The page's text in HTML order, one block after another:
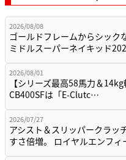
2026/08/08
ゴールドフレームからシック
ミドルスーパーネイキッド
2026/08/01
【シリーズ最高58馬力＆
CB400SFは「E-Clutc…
2026/07/27
アシスト＆スリッパークラッ
すさ倍増。 ロイヤルエンフ